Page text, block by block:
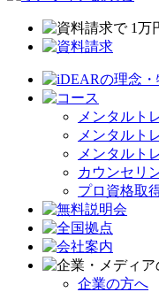
メンタルト
メンタルト
メンタルト
カウンセリ
プロ資格取
企業の方へ